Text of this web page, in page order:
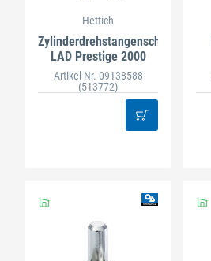
Hettich
Zylinderdrehstangenschloss
LAD Prestige 2000
Artikel-Nr. 09138588
(513772)